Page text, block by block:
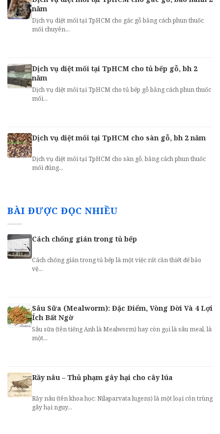
năm
Dịch vụ diệt mối tại TpHCM cho gác gỗ bằng cách phun thuốc
mối chuyên...
Dịch vụ diệt mối tại TpHCM cho tủ bếp gỗ, bh 2
năm
Dịch vụ diệt mối tại TpHCM cho tủ bếp gỗ bằng cách phun thuốc
mối...
Dịch vụ diệt mối tại TpHCM cho sàn gỗ, bh 2 năm
Dịch vụ diệt mối tại TpHCM cho sàn gỗ, bằng cách phun thuốc
mối đúng...
BÀI ĐƯỢC ĐỌC NHIỀU
Cách chống gián trong tủ bếp
Cách chống gián trong tủ bếp là một việc rất cần thiết để bảo
vệ...
Sâu Sữa (Mealworm): Đặc Điểm, Vòng Đời Và 4 Lợi
Ích Bất Ngờ
Sâu sữa (tên tiếng Anh là Mealworm) hay còn gọi là sâu meal, là
một...
Rầy nâu – Thủ phạm gây hại cho cây lúa
Rầy nâu (tên khoa học: Nilaparvata lugens) là một loại côn trùng
gây hại nguy...